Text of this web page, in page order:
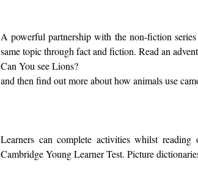
A powerful partnership with the non-fiction
same topic through fact and fiction. Read an
Can You see Lions?
and then find out more about how animals use
Learners can complete activities whilst
Cambridge Young Learner Test. Picture